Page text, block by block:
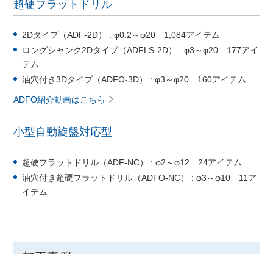
超硬フラットドリル
2Dタイプ（ADF-2D） : φ0.2～φ20 1,084アイテム
ロングシャンク2Dタイプ（ADFLS-2D） : φ3～φ20 177アイ
テム
油穴付き3Dタイプ（ADFO-3D） : φ3～φ20 160アイテム
ADFO紹介動画はこちら
小型自動旋盤対応型
超硬フラットドリル（ADF-NC） : φ2～φ12 24アイテム
油穴付き超硬フラットドリル（ADFO-NC） : φ3～φ10 11ア
イテム